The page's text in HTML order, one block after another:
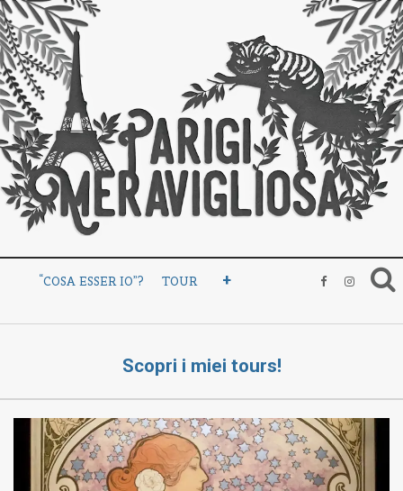
“COSA ESSER IO”? TOUR +
Scopri i miei tours!